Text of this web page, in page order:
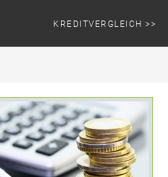
KREDITVERGLEICH >>